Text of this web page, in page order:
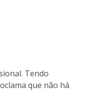
Tendo
que não há